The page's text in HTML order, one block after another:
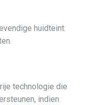
huidteint.
technologie die
indien